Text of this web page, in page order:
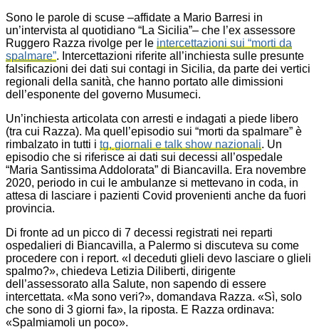
Sono le parole di scuse –affidate a Mario Barresi in
un’intervista al quotidiano “La Sicilia”– che l’ex assessore
Ruggero Razza rivolge per le intercettazioni sui “morti da
spalmare”. Intercettazioni riferite all’inchiesta sulle presunte
falsificazioni dei dati sui contagi in Sicilia, da parte dei vertici
regionali della sanità, che hanno portato alle dimissioni
dell’esponente del governo Musumeci.
Un’inchiesta articolata con arresti e indagati a piede libero
(tra cui Razza). Ma quell’episodio sui “morti da spalmare” è
rimbalzato in tutti i tg, giornali e talk show nazionali. Un
episodio che si riferisce ai dati sui decessi all’ospedale
“Maria Santissima Addolorata” di Biancavilla. Era novembre
2020, periodo in cui le ambulanze si mettevano in coda, in
attesa di lasciare i pazienti Covid provenienti anche da fuori
provincia.
Di fronte ad un picco di 7 decessi registrati nei reparti
ospedalieri di Biancavilla, a Palermo si discuteva su come
procedere con i report. «I deceduti glieli devo lasciare o glieli
spalmo?», chiedeva Letizia Diliberti, dirigente
dell’assessorato alla Salute, non sapendo di essere
intercettata. «Ma sono veri?», domandava Razza. «Sì, solo
che sono di 3 giorni fa», la riposta. E Razza ordinava:
«Spalmiamoli un poco».